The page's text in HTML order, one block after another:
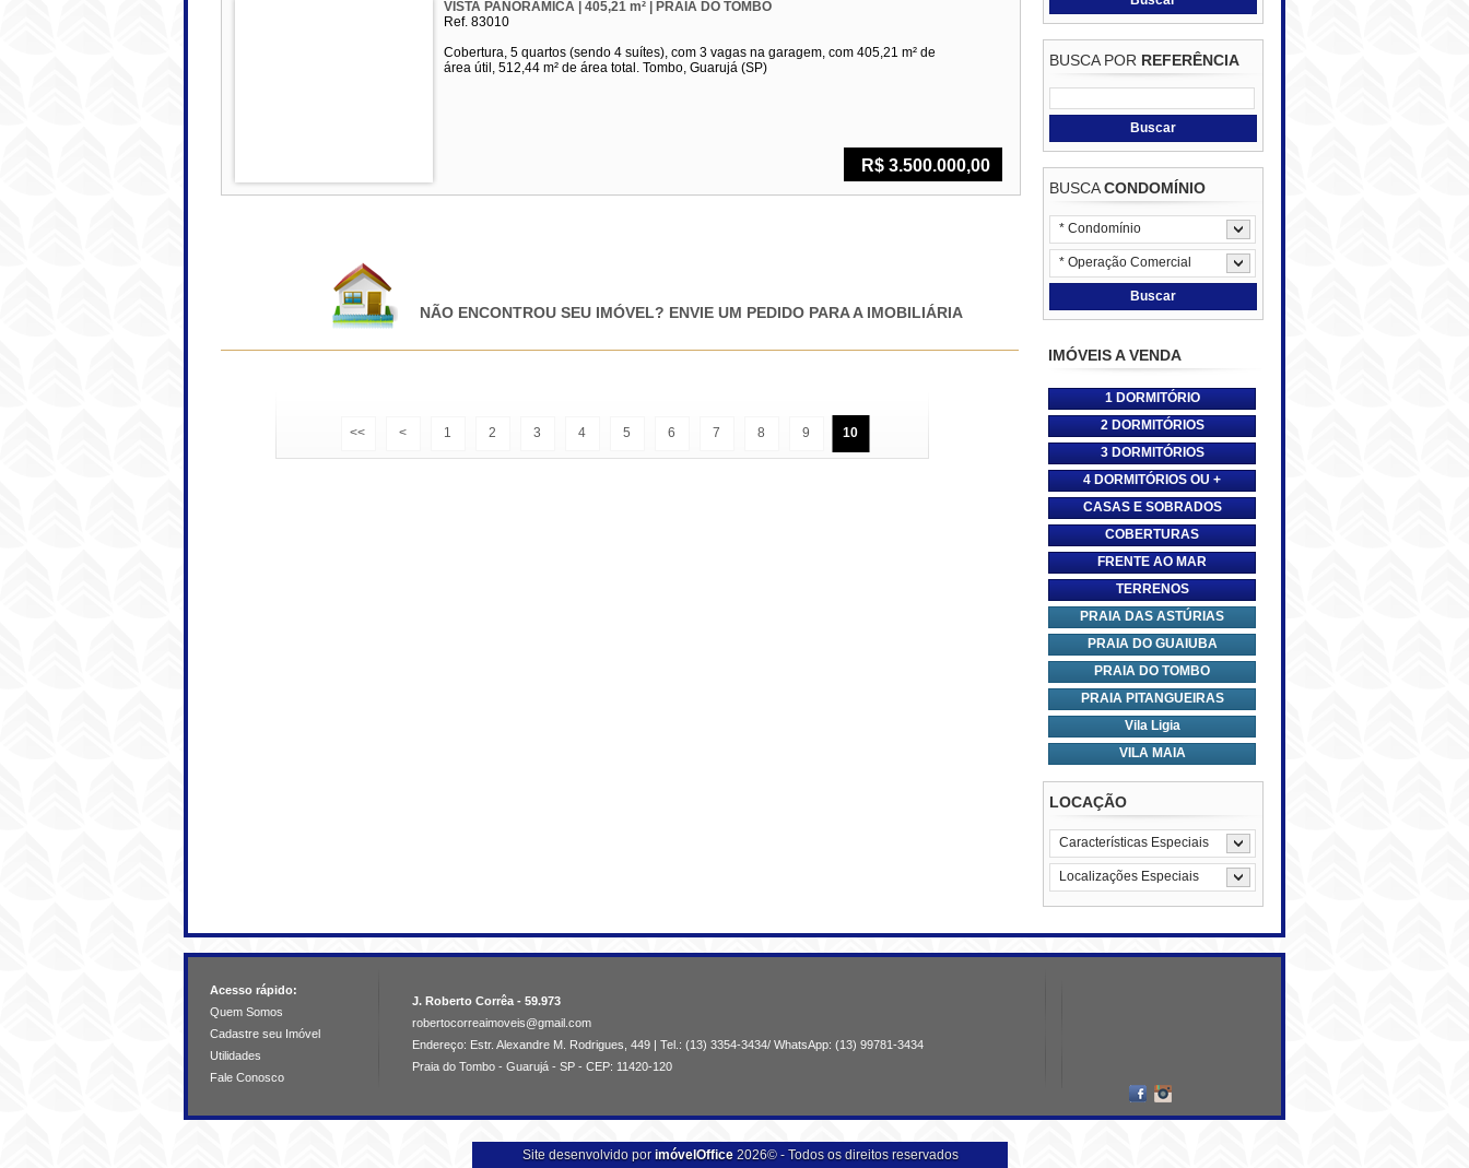
VISTA PANORÂMICA | 405,21 m² | PRAIA DO TOMBO
Ref. 83010
Cobertura, 5 quartos (sendo 4 suítes), com 3 vagas na garagem, com 405,21 m² de
área útil, 512,44 m² de área total. Tombo, Guarujá (SP)
R$ 3.500.000,00
NÃO ENCONTROU SEU IMÓVEL? ENVIE UM PEDIDO PARA A IMOBILIÁRIA
<< < 1 2 3 4 5 6 7 8 9 10
BUSCA POR REFERÊNCIA
Buscar
BUSCACONDOMÍNIO
* Condomínio
* Operação Comercial
Buscar
IMÓVEIS A VENDA
1 DORMITÓRIO
2 DORMITÓRIOS
3 DORMITÓRIOS
4 DORMITÓRIOS OU +
CASAS E SOBRADOS
COBERTURAS
FRENTE AO MAR
TERRENOS
PRAIA DAS ASTÚRIAS
PRAIA DO GUAIUBA
PRAIA DO TOMBO
PRAIA PITANGUEIRAS
Vila Ligia
VILA MAIA
LOCAÇÃO
Características Especiais
Localizações Especiais
Acesso rápido:
Quem Somos
Cadastre seu Imóvel
Utilidades
Fale Conosco
J. Roberto Corrêa - 59.973
robertocorreaimoveis@gmail.com
Endereço: Estr. Alexandre M. Rodrigues, 449 | Tel.: (13) 3354-3434/ WhatsApp: (13) 99781-3434
Praia do Tombo - Guarujá - SP - CEP: 11420-120
Site desenvolvido por imóvelOffice2026© - Todos os direitos reservados